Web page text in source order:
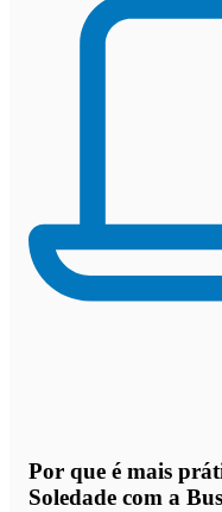
Por que é mais
Soledade com a